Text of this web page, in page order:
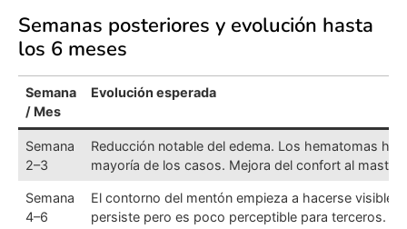
Semanas posteriores y evolución hasta
los 6 meses
Semana
/ Mes
Evolución esperada
Semana
2–3
Reducción notable del edema. Los hematomas
mayoría de los casos. Mejora del confort al
Semana
4–6
El contorno del mentón empieza a hacerse visible.
persiste pero es poco perceptible para terceros.